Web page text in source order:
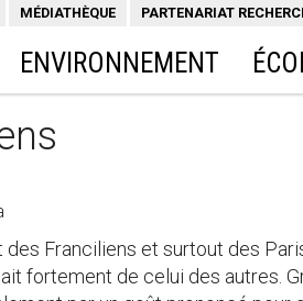
MÉDIATHÈQUE PARTENARIAT
ENVIRONNEMENT
Franciliens et surtout des
fortement de celui des autres.